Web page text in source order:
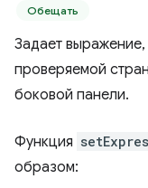
Обещать
Задает
проверяемой
боковой панели.
Функция
образом: